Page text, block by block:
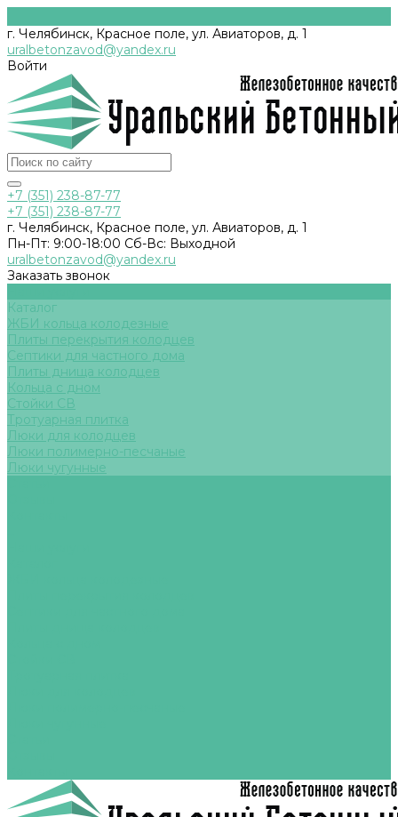
г. Челябинск, Красное поле, ул. Авиаторов, д. 1
uralbetonzavod@yandex.ru
Войти
+7 (351) 238-87-77
+7 (351) 238-87-77
г. Челябинск, Красное поле, ул. Авиаторов, д. 1
Пн-Пт: 9:00-18:00 Cб-Вс: Выходной
uralbetonzavod@yandex.ru
Заказать звонок
Каталог
ЖБИ кольца колодезные
Плиты перекрытия колодцев
Септики для частного дома
Плиты днища колодцев
Кольца с дном
Стойки СВ
Тротуарная плитка
Люки для колодцев
Люки полимерно-песчаные
Люки чугунные